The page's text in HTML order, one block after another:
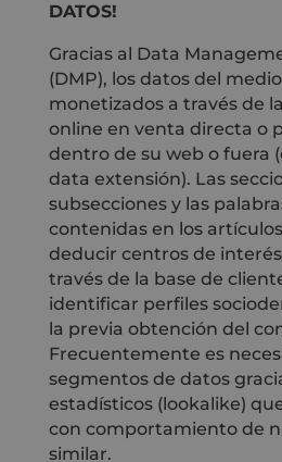
DATOS!
Gracias al Data
(DMP), los datos del
monetizados a través de
online en venta directa o
dentro de su web o fuera
data extensión). Las
subsecciones y las
contenidas en los
deducir centros de
través de la base de
identificar perfiles
la previa obtención del
Frecuentemente es
segmentos de datos
estadísticos (lookalike)
con comportamiento de
similar.